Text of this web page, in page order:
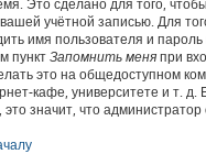
Это сделано для того,
учётной записью. Для
имя пользователя и
пункт Запомнить меня при
это на общедоступном
кафе, университете и т. д.
это значит, что